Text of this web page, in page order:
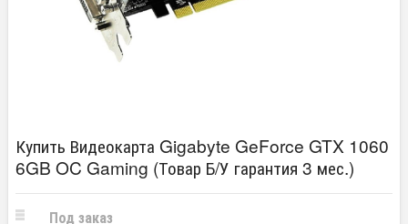
Купить Видеокарта Gigabyte GeForce GTX 1060
6GB OC Gaming (Товар Б/У гарантия 3 мес.)
Под заказ